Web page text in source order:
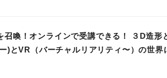
喚！オンラインで受講できる！ ３D造形
)とVR（バーチャルリアリティ〜）の世界